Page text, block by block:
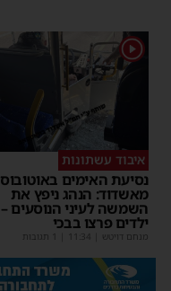
1
איבוד עשתונות
נסיעת האימים באוטובוס
מאשדוד: הנהג ניפץ את
השמשה לעיני הנוסעים –
ילדים פרצו בבכי
מנחם דויטש 11:34